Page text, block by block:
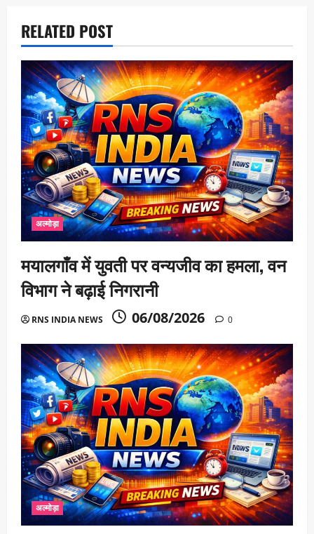
RELATED POST
अल्मोड़ा
मयालगाँव में युवती पर वन्यजीव का हमला, वन
विभाग ने बढ़ाई निगरानी
RNS INDIA NEWS 06/08/2026 0
अल्मोड़ा